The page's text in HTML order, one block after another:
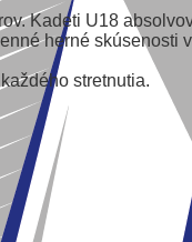
Kadeti U18
herné skúsenosti
stretnutia.